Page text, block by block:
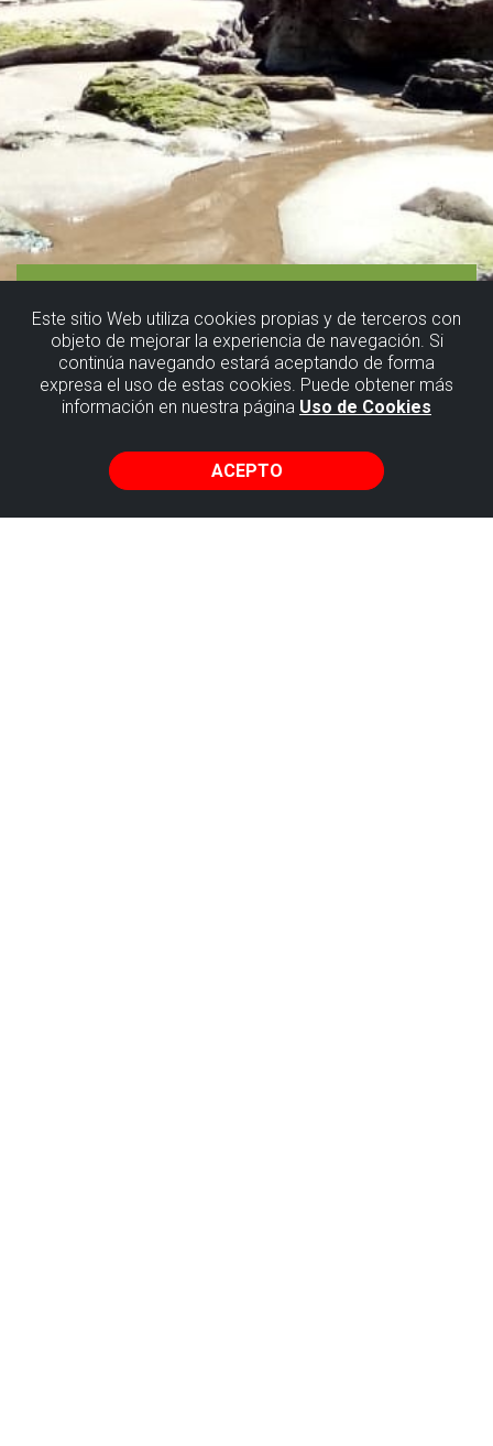
Este sitio Web utiliza cookies propias y de terceros con
objeto de mejorar la experiencia de navegación. Si
continúa navegando estará aceptando de forma
expresa el uso de estas cookies. Puede obtener más
información en nuestra página Uso de Cookies
ACEPTO